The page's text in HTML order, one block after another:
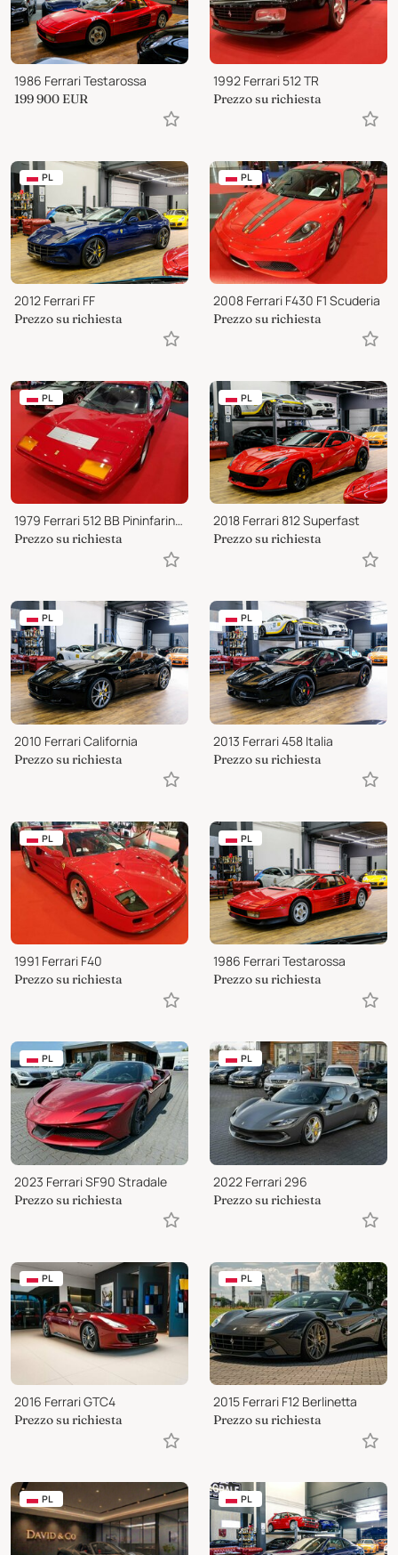
1986 Ferrari Testarossa
199 900 EUR
1992 Ferrari 512 TR
Prezzo su richiesta
PL
2012 Ferrari FF
Prezzo su richiesta
PL
2008 Ferrari F430 F1 Scuderia
Prezzo su richiesta
PL
1979 Ferrari 512 BB Pininfarina Coupé
Prezzo su richiesta
PL
2018 Ferrari 812 Superfast
Prezzo su richiesta
PL
2010 Ferrari California
Prezzo su richiesta
PL
2013 Ferrari 458 Italia
Prezzo su richiesta
PL
1991 Ferrari F40
Prezzo su richiesta
PL
1986 Ferrari Testarossa
Prezzo su richiesta
PL
2023 Ferrari SF90 Stradale
Prezzo su richiesta
PL
2022 Ferrari 296
Prezzo su richiesta
PL
2016 Ferrari GTC4
Prezzo su richiesta
PL
2015 Ferrari F12 Berlinetta
Prezzo su richiesta
PL PL